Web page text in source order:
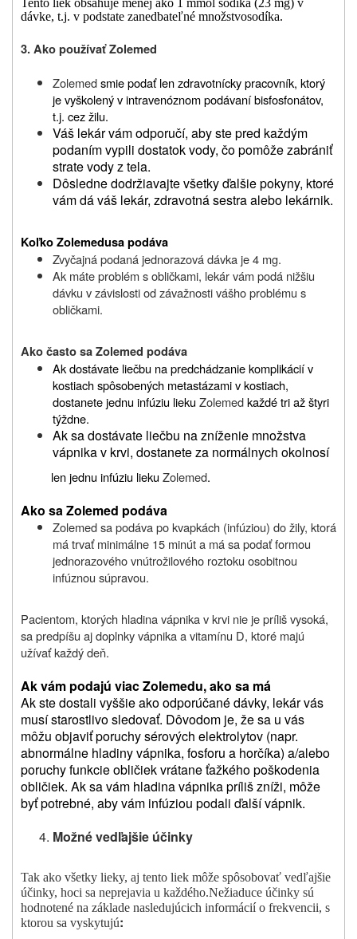
Tento liek obsahuje menej ako 1 mmol sodíka (23 mg) v
dávke, t.j. v podstate zanedbateľné množstvosodíka.
3. Ako používať Zolemed
Zolemedsmie podať len zdravotnícky pracovník, ktorý
je vyškolený v intravenóznom podávaní bisfosfonátov,
t.j. cez žilu.
Váš lekár vám odporučí, aby ste pred každým
podaním vypili dostatok vody, čo pomôže zabrániť
strate vody z tela.
Dôsledne dodržiavajte všetky ďalšie pokyny, ktoré
vám dá váš lekár, zdravotná sestra alebo lekárnik.
Koľko Zolemedusa podáva
Zvyčajná podaná jednorazová dávka je 4 mg.
Ak máte problém s obličkami, lekár vám podá nižšiu
dávku v závislosti od závažnosti vášho problému s
obličkami.
Ako často sa Zolemed podáva
Ak dostávate liečbu na predchádzanie komplikácií v
kostiach spôsobených metastázami v kostiach,
dostanete jednu infúziu lieku Zolemedkaždé tri až štyri
týždne.
Ak sa dostávate liečbu na zníženie množstva
vápnika v krvi, dostanete za normálnych okolnosí
len jednu infúziu lieku Zolemed.
Ako sa Zolemed podáva
Zolemed sa podáva po kvapkách (infúziou) do žily, ktorá
má trvať minimálne 15 minút a má sa podať formou
jednorazového vnútrožilového roztoku osobitnou
infúznou súpravou.
Pacientom, ktorých hladina vápnika v krvi nie je príliš vysoká,
sa predpíšu aj doplnky vápnika a vitamínu D, ktoré majú
užívať každý deň.
Ak vám podajú viac Zolemedu, ako sa má
Ak ste dostali vyššie ako odporúčané dávky, lekár vás
musí starostlivo sledovať. Dôvodom je, že sa u vás
môžu objaviť poruchy sérových elektrolytov (napr.
abnormálne hladiny vápnika, fosforu a horčíka) a/alebo
poruchy funkcie obličiek vrátane ťažkého poškodenia
obličiek. Ak sa vám hladina vápnika príliš zníži, môže
byť potrebné, aby vám infúziou podali ďalší vápnik.
Možné vedľajšie účinky
Tak ako všetky lieky, aj tento liek môže spôsobovať vedľajšie
účinky, hoci sa neprejavia u každého.Nežiaduce účinky sú
hodnotené na základe nasledujúcich informácií o frekvencii, s
ktorou sa vyskytujú: